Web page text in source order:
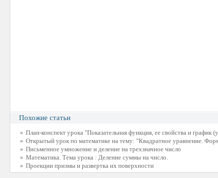
Похожие статьи
» План-конспект урока "Показательная функция, ее свойства и график
» Открытый урок по математике на тему: "Квадратное уравнение.
» Письменное умножение и деление на трехзначное число
» Математика. Тема урока : Деление суммы на число.
» Проекции призмы и развертка их поверхности